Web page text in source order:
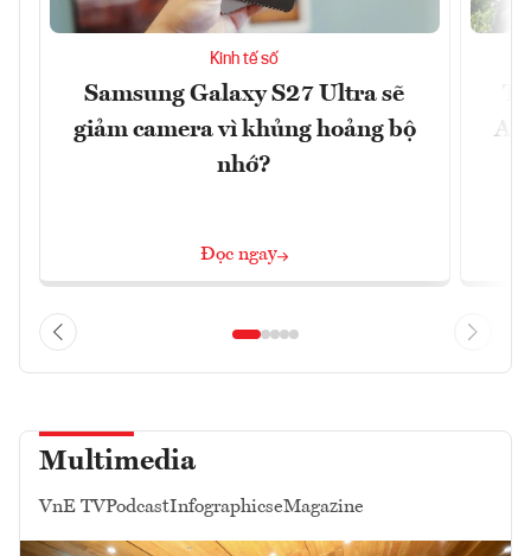
Kinh tế số
Samsung Galaxy S27 Ultra sẽ
giảm camera vì khủng hoảng bộ
nhớ?
Đọc ngay
Multimedia
VnE TVPodcastInfographicseMagazine